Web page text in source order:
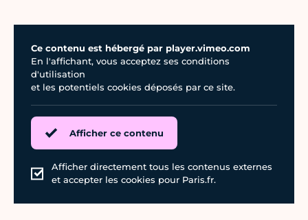
Ce contenu est hébergé par player.vimeo.com
En l'affichant, vous acceptez ses conditions
d'utilisation
et les potentiels cookies déposés par ce site.
Afficher ce contenu
Afficher directement tous les contenus externes
et accepter les cookies pour Paris.fr.